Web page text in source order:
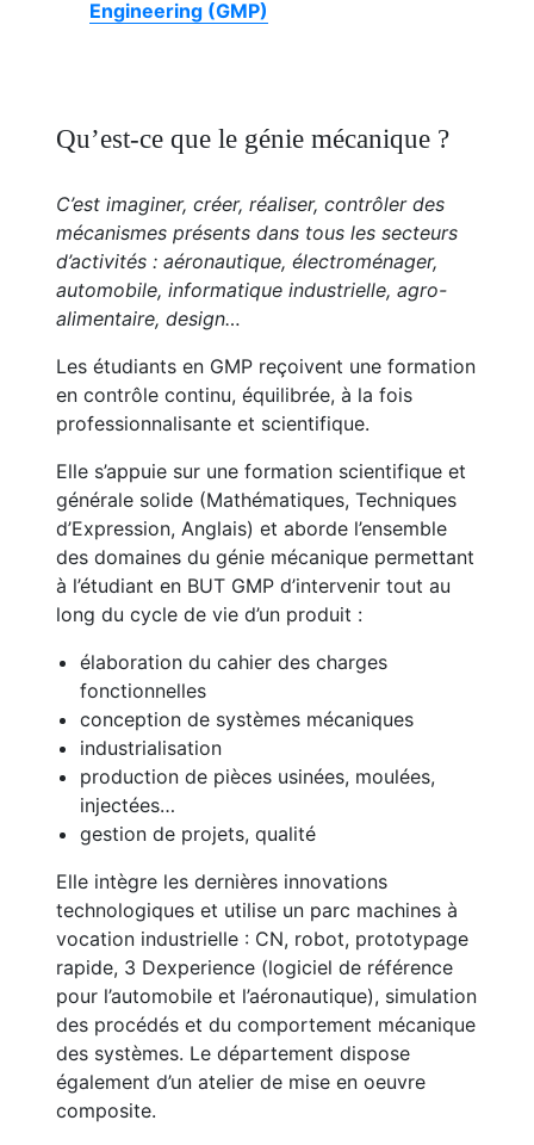
Engineering (GMP)
Qu’est-ce que le génie mécanique ?
C’est imaginer, créer, réaliser, contrôler des
mécanismes présents dans tous les secteurs
d’activités : aéronautique, électroménager,
automobile, informatique industrielle, agro-
alimentaire, design…
Les étudiants en GMP reçoivent une formation
en contrôle continu, équilibrée, à la fois
professionnalisante et scientifique.
Elle s’appuie sur une formation scientifique et
générale solide (Mathématiques, Techniques
d’Expression, Anglais) et aborde l’ensemble
des domaines du génie mécanique permettant
à l’étudiant en BUT GMP d’intervenir tout au
long du cycle de vie d’un produit :
élaboration du cahier des charges
fonctionnelles
conception de systèmes mécaniques
industrialisation
production de pièces usinées, moulées,
injectées…
gestion de projets, qualité
Elle intègre les dernières innovations
technologiques et utilise un parc machines à
vocation industrielle : CN, robot, prototypage
rapide, 3 Dexperience (logiciel de référence
pour l’automobile et l’aéronautique), simulation
des procédés et du comportement mécanique
des systèmes. Le département dispose
également d’un atelier de mise en oeuvre
composite.